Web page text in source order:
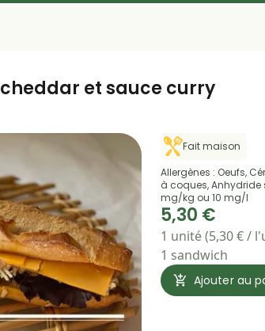
et sauce curry
Fait maison
Allergènes : Oeufs,
à coques, Anhydride
mg/kg ou 10 mg/l
5,30 €
1 unité (5,30 € /
1 sandwich
Ajouter au